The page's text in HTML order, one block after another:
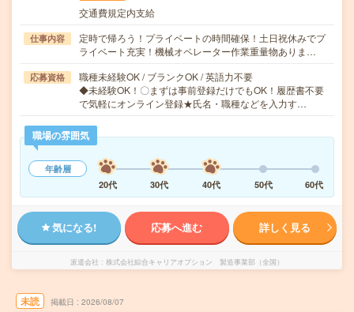
交通費規定内支給
仕事内容
定時で帰ろう！プライベートの時間確保！土日祝休みでプ
ライベート充実！機械オペレーター作業重量物ありま…
応募資格
職種未経験OK / ブランクOK / 英語力不要
◆未経験OK！〇まずは事前登録だけでもOK！履歴書不要
で気軽にオンライン登録★氏名・職種などを入力す…
職場の雰囲気
年齢層
20代
30代 40代 50代 60代
気になる! 応募へ進む 詳しく見る
派遣会社 株式会社綜合キャリアオプション 製造事業部（全国）
未読 掲載日 2026/08/07